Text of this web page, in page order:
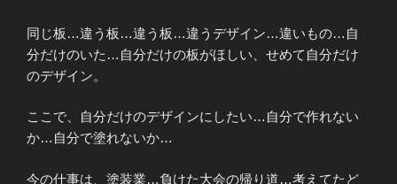
同じ板…違う板…違う板…違うデザイン…違いもの…自
分だけのいた…自分だけの板がほしい、せめて自分だけ
のデザイン。
ここで、自分だけのデザインにしたい…自分で作れない
か…自分で塗れないか…
今の仕事は、塗装業…負けた大会の帰り道…考えてたど